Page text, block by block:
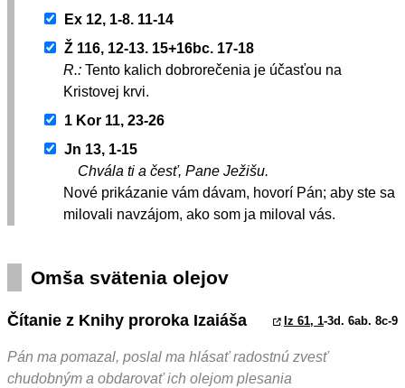
Ex 12, 1-8. 11-14
Ž 116, 12-13. 15+16bc. 17-18
R.: Tento kalich dobrorečenia je účasťou na
Kristovej krvi.
1 Kor 11, 23-26
Jn 13, 1-15
Chvála ti a česť, Pane Ježišu.
Nové prikázanie vám dávam, hovorí Pán; aby ste sa
milovali navzájom, ako som ja miloval vás.
Omša svätenia olejov
Čítanie z Knihy proroka Izaiáša Iz 61, 1-3d. 6ab. 8c-9
Pán ma pomazal, poslal ma hlásať radostnú zvesť
chudobným a obdarovať ich olejom plesania